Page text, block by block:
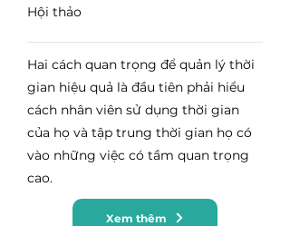
Hội thảo
Hai cách quan trọng để quản lý thời
gian hiệu quả là đầu tiên phải hiểu
cách nhân viên sử dụng thời gian
của họ và tập trung thời gian họ có
vào những việc có tầm quan trọng
cao.
Xem thêm